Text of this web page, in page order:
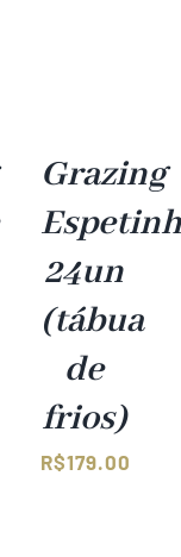
Grazing
24un
(tábua
de
frios)
R$179.00